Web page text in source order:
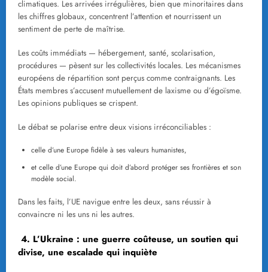
climatiques. Les arrivées irrégulières, bien que minoritaires dans
les chiffres globaux, concentrent l’attention et nourrissent un
sentiment de perte de maîtrise.
Les coûts immédiats — hébergement, santé, scolarisation,
procédures — pèsent sur les collectivités locales. Les mécanismes
européens de répartition sont perçus comme contraignants. Les
États membres s’accusent mutuellement de laxisme ou d’égoïsme.
Les opinions publiques se crispent.
Le débat se polarise entre deux visions irréconciliables :
celle d’une Europe fidèle à ses valeurs humanistes,
et celle d’une Europe qui doit d’abord protéger ses frontières et son
modèle social.
Dans les faits, l’UE navigue entre les deux, sans réussir à
convaincre ni les uns ni les autres.
4. L’Ukraine : une guerre coûteuse, un soutien qui
divise, une escalade qui inquiète